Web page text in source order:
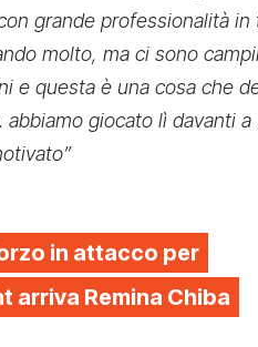
grande professionalità
molto, ma ci sono
e questa è una cosa che
giocato lì davanti
in attacco per
arriva Remina Chiba